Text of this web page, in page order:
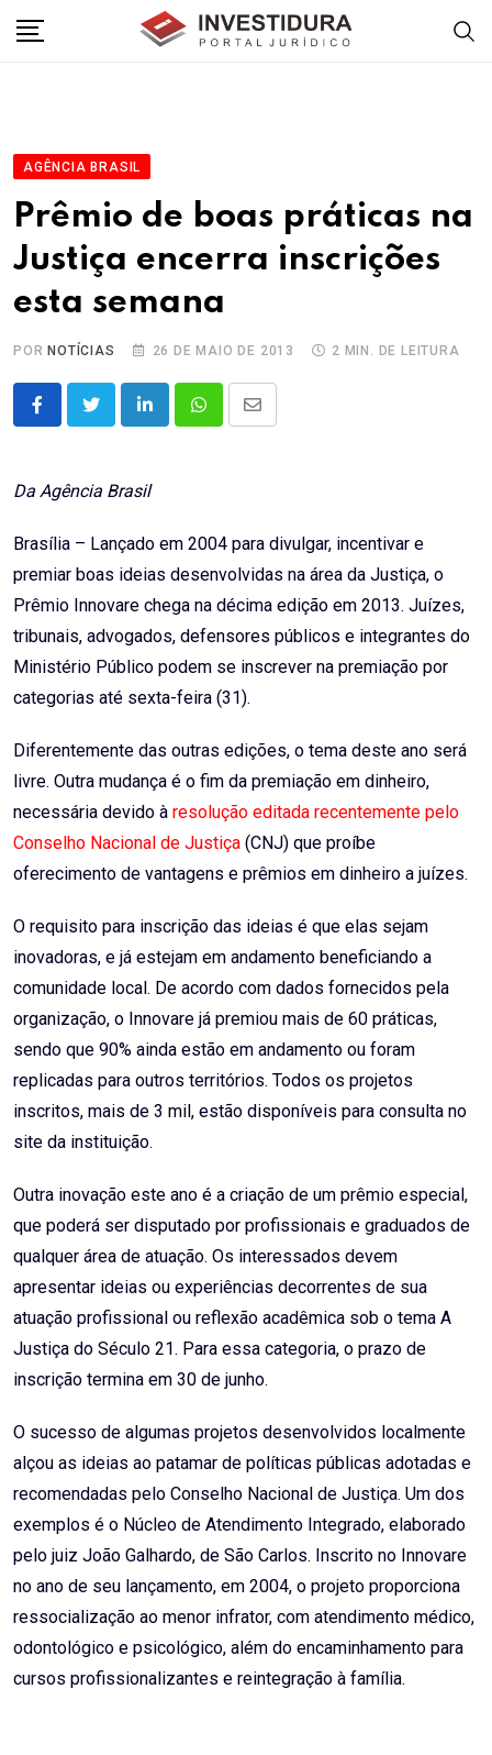
AGÊNCIA BRASIL
Prêmio de boas práticas na
Justiça encerra inscrições
esta semana
POR NOTÍCIAS 26 DE MAIO DE 2013 2 MIN. DE LEITURA
LinkedInWhatsappShare
Da Agência Brasil
Brasília – Lançado em 2004 para divulgar, incentivar e
premiar boas ideias desenvolvidas na área da Justiça, o
Prêmio Innovare chega na décima edição em 2013. Juízes,
tribunais, advogados, defensores públicos e integrantes do
Ministério Público podem se inscrever na premiação por
categorias até sexta-feira (31).
Diferentemente das outras edições, o tema deste ano será
livre. Outra mudança é o fim da premiação em dinheiro,
necessária devido à resolução editada recentemente pelo
Conselho Nacional de Justiça (CNJ) que proíbe
oferecimento de vantagens e prêmios em dinheiro a juízes.
O requisito para inscrição das ideias é que elas sejam
inovadoras, e já estejam em andamento beneficiando a
comunidade local. De acordo com dados fornecidos pela
organização, o Innovare já premiou mais de 60 práticas,
sendo que 90% ainda estão em andamento ou foram
replicadas para outros territórios. Todos os projetos
inscritos, mais de 3 mil, estão disponíveis para consulta no
site da instituição.
Outra inovação este ano é a criação de um prêmio especial,
que poderá ser disputado por profissionais e graduados de
qualquer área de atuação. Os interessados devem
apresentar ideias ou experiências decorrentes de sua
atuação profissional ou reflexão acadêmica sob o tema A
Justiça do Século 21. Para essa categoria, o prazo de
inscrição termina em 30 de junho.
O sucesso de algumas projetos desenvolvidos localmente
alçou as ideias ao patamar de políticas públicas adotadas e
recomendadas pelo Conselho Nacional de Justiça. Um dos
exemplos é o Núcleo de Atendimento Integrado, elaborado
pelo juiz João Galhardo, de São Carlos. Inscrito no Innovare
no ano de seu lançamento, em 2004, o projeto proporciona
ressocialização ao menor infrator, com atendimento médico,
odontológico e psicológico, além do encaminhamento para
cursos profissionalizantes e reintegração à família.